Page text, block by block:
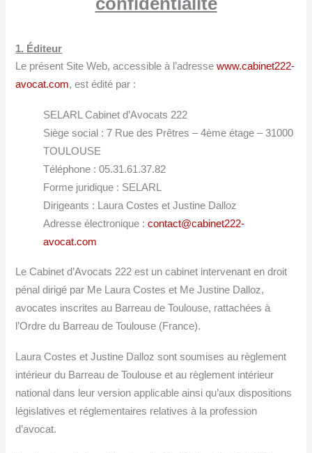
1. Éditeur
Le présent Site Web, accessible à l’adressewww.cabinet222-
avocat.com, est édité par :
SELARL Cabinet d’Avocats 222
Siège social : 7 Rue des Prêtres – 4ème étage – 31000
TOULOUSE
Téléphone : 05.31.61.37.82
Forme juridique : SELARL
Dirigeants : Laura Costes et Justine Dalloz
Adresse électronique :contact@cabinet222-
avocat.com
Le Cabinet d’Avocats 222 est un cabinet intervenant en droit
pénal dirigé par Me Laura Costes et Me Justine Dalloz,
avocates inscrites au Barreau de Toulouse, rattachées à
l’Ordre du Barreau de Toulouse (France).
Laura Costes et Justine Dalloz sont soumises au règlement
intérieur du Barreau de Toulouse et au règlement intérieur
national dans leur version applicable ainsi qu’aux dispositions
législatives et réglementaires relatives à la profession
d’avocat.